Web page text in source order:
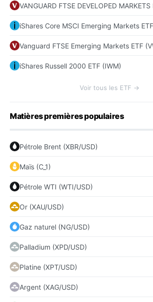
VANGUARD FTSE DEVELOPED MARKETS
iShares Core MSCI Emerging Markets
Vanguard FTSE Emerging Markets ETF
iShares Russell 2000 ETF (IWM)
Voir tous les ETF →
Matières premières populaires
Pétrole Brent (XBR/USD)
Maïs (C_1)
Pétrole WTI (WTI/USD)
Or (XAU/USD)
Gaz naturel (NG/USD)
Palladium (XPD/USD)
Platine (XPT/USD)
Argent (XAG/USD)